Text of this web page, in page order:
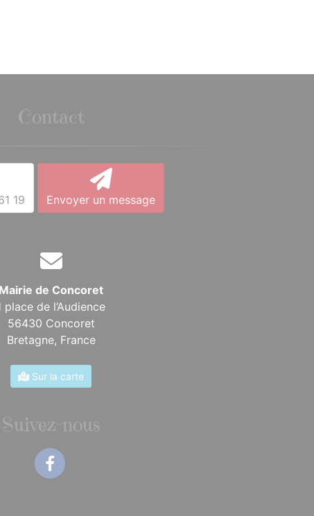
Contact
19 Envoyer un message
Mairie de Concoret
place de l’Audience
56430 Concoret
Bretagne, France
Sur la carte
Suivez-nous